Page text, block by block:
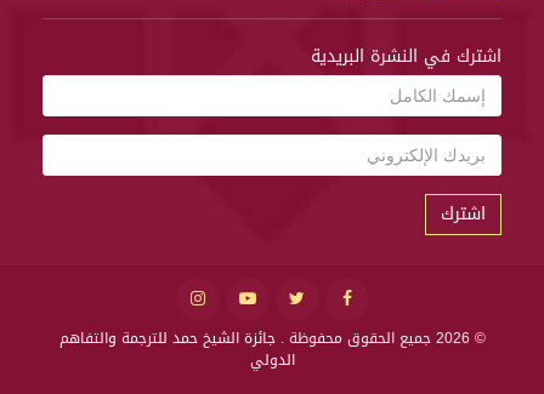
اشترك في النشرة البريدية
اشترك
© 2026 جميع الحقوق محفوظة .
جائزة الشيخ حمد للترجمة والتفاهم
الدولي